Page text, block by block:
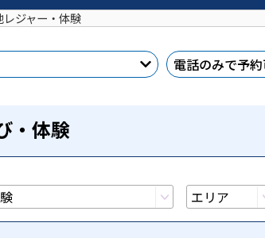
レジャー・体験
電話のみで予約
・体験